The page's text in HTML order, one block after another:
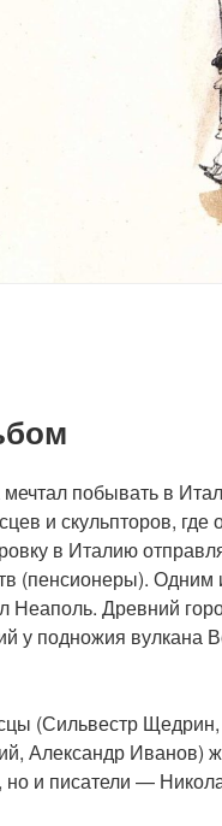
побывать в
и скульпторов, где
в Италию
(пенсионеры). Одним
Неаполь. Древний
у подножия вулкана
(Сильвестр
Александр Иванов)
и писатели —